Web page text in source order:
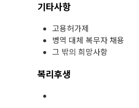
기타사항
고용허가제
병역 대체 복무자 채용
그 밖의 희망사항
복리후생